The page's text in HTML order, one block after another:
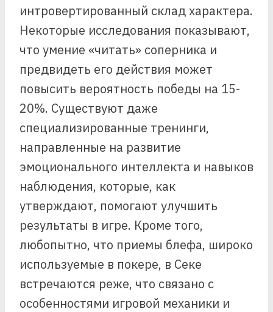
интровертированный склад характера.
Некоторые исследования показывают,
что умение «читать» соперника и
предвидеть его действия может
повысить вероятность победы на 15-
20%. Существуют даже
специализированные тренинги,
направленные на развитие
эмоционального интеллекта и навыков
наблюдения, которые, как
утверждают, помогают улучшить
результаты в игре. Кроме того,
любопытно, что приемы блефа, широко
используемые в покере, в Секе
встречаются реже, что связано с
особенностями игровой механики и